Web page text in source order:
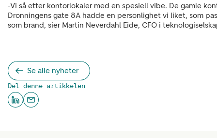
-Vi så etter kontorlokaler med en spesiell vibe. De gamle
Dronningens gate 8A hadde en personlighet vi liket, som
som brand, sier Martin Neverdahl Eide, CFO i
Se alle nyheter
Del denne artikkelen